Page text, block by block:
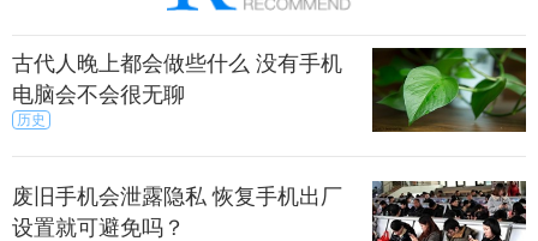
族的首领亦纷纷归附，于是形成炎帝、黄帝、蚩尤人
鼎足而立的局面。
居中原。炎帝在西方，居太行山以西。蚩尤是九
黎君主，居东方。炎帝与蚩尤争夺黄河下游地区，炎
帝失败，向北逃走，向黄帝求救。黄帝在三年中与蚩
尤打了九仗，都未能获胜。
古代人晚上都会做些什么 没有手机
电脑会不会很无聊
历史
废旧手机会泄露隐私 恢复手机出厂
设置就可避免吗？